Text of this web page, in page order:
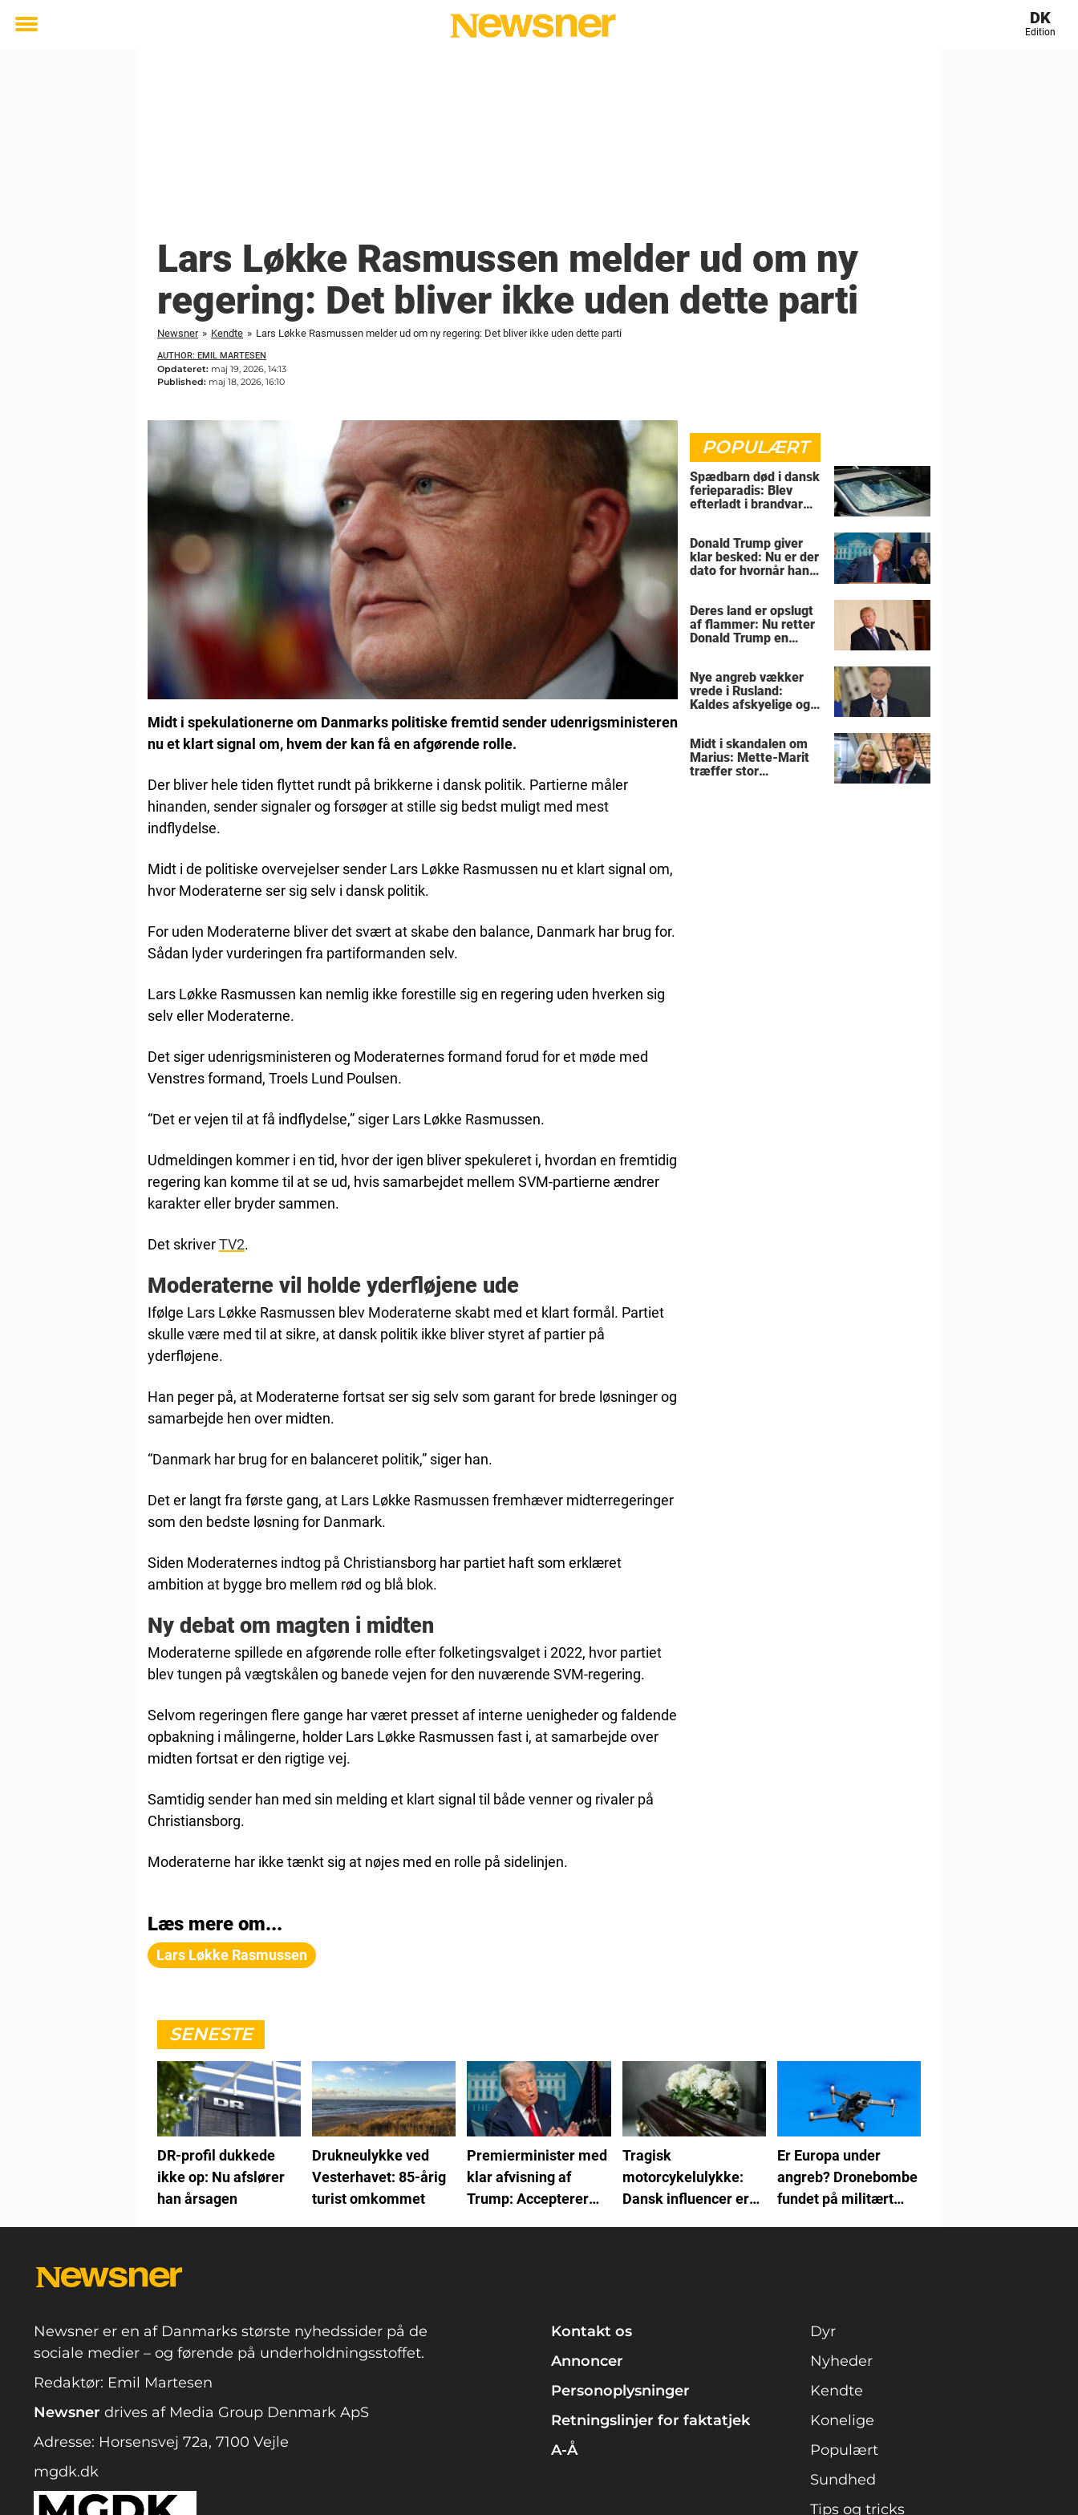
Toggle
DK
Edition
Lars Løkke Rasmussen melder ud om ny
regering: Det bliver ikke uden dette parti
Newsner » Kendte » Lars Løkke Rasmussen melder ud om ny regering: Det bliver ikke uden dette parti
AUTHOR: EMIL MARTESEN
Opdateret: maj 19, 2026, 14:13
Published: maj 18, 2026, 16:10
Midt i spekulationerne om Danmarks politiske fremtid sender udenrigsministeren
nu et klart signal om, hvem der kan få en afgørende rolle.
Der bliver hele tiden flyttet rundt på brikkerne i dansk politik. Partierne måler
hinanden, sender signaler og forsøger at stille sig bedst muligt med mest
indflydelse.
Midt i de politiske overvejelser sender Lars Løkke Rasmussen nu et klart signal om,
hvor Moderaterne ser sig selv i dansk politik.
For uden Moderaterne bliver det svært at skabe den balance, Danmark har brug for.
Sådan lyder vurderingen fra partiformanden selv.
Lars Løkke Rasmussen kan nemlig ikke forestille sig en regering uden hverken sig
selv eller Moderaterne.
Det siger udenrigsministeren og Moderaternes formand forud for et møde med
Venstres formand, Troels Lund Poulsen.
“Det er vejen til at få indflydelse,” siger Lars Løkke Rasmussen.
Udmeldingen kommer i en tid, hvor der igen bliver spekuleret i, hvordan en fremtidig
regering kan komme til at se ud, hvis samarbejdet mellem SVM-partierne ændrer
karakter eller bryder sammen.
Det skriverTV2.
Moderaterne vil holde yderfløjene ude
Ifølge Lars Løkke Rasmussen blev Moderaterne skabt med et klart formål. Partiet
skulle være med til at sikre, at dansk politik ikke bliver styret af partier på
yderfløjene.
Han peger på, at Moderaterne fortsat ser sig selv som garant for brede løsninger og
samarbejde hen over midten.
“Danmark har brug for en balanceret politik,” siger han.
Det er langt fra første gang, at Lars Løkke Rasmussen fremhæver midterregeringer
som den bedste løsning for Danmark.
Siden Moderaternes indtog på Christiansborg har partiet haft som erklæret
ambition at bygge bro mellem rød og blå blok.
Ny debat om magten i midten
Moderaterne spillede en afgørende rolle efter folketingsvalget i 2022, hvor partiet
blev tungen på vægtskålen og banede vejen for den nuværende SVM-regering.
Selvom regeringen flere gange har været presset af interne uenigheder og faldende
opbakning i målingerne, holder Lars Løkke Rasmussen fast i, at samarbejde over
midten fortsat er den rigtige vej.
Samtidig sender han med sin melding et klart signal til både venner og rivaler på
Christiansborg.
Moderaterne har ikke tænkt sig at nøjes med en rolle på sidelinjen.
POPULÆRT
Spædbarn død i dansk
ferieparadis: Blev
efterladt i brandvarm
Donald Trump giver
klar besked: Nu er der
dato for hvornår han
Deres land er opslugt
af flammer: Nu retter
Donald Trump en
Nye angreb vækker
vrede i Rusland:
Kaldes afskyelige og
Midt i skandalen om
Marius: Mette-Marit
træffer stor
Læs mere om...
Lars Løkke Rasmussen
SENESTE
DR-profil dukkede
ikke op: Nu afslører
han årsagen
Drukneulykke ved
Vesterhavet: 85-årig
turist omkommet
Premierminister med
klar afvisning af
Trump: Accepterer
Tragisk
motorcykelulykke:
Dansk influencer er
Er Europa under
angreb? Dronebombe
fundet på militært
Newsner er en af Danmarks største nyhedssider på de
sociale medier – og førende på underholdningsstoffet.
Redaktør: Emil Martesen
Newsner drives af Media Group Denmark ApS
Adresse: Horsensvej 72a, 7100 Vejle
mgdk.dk
Kontakt os
Annoncer
Personoplysninger
Retningslinjer for faktatjek
A-Å
Dyr
Nyheder
Kendte
Konelige
Populært
Sundhed
Tips og tricks